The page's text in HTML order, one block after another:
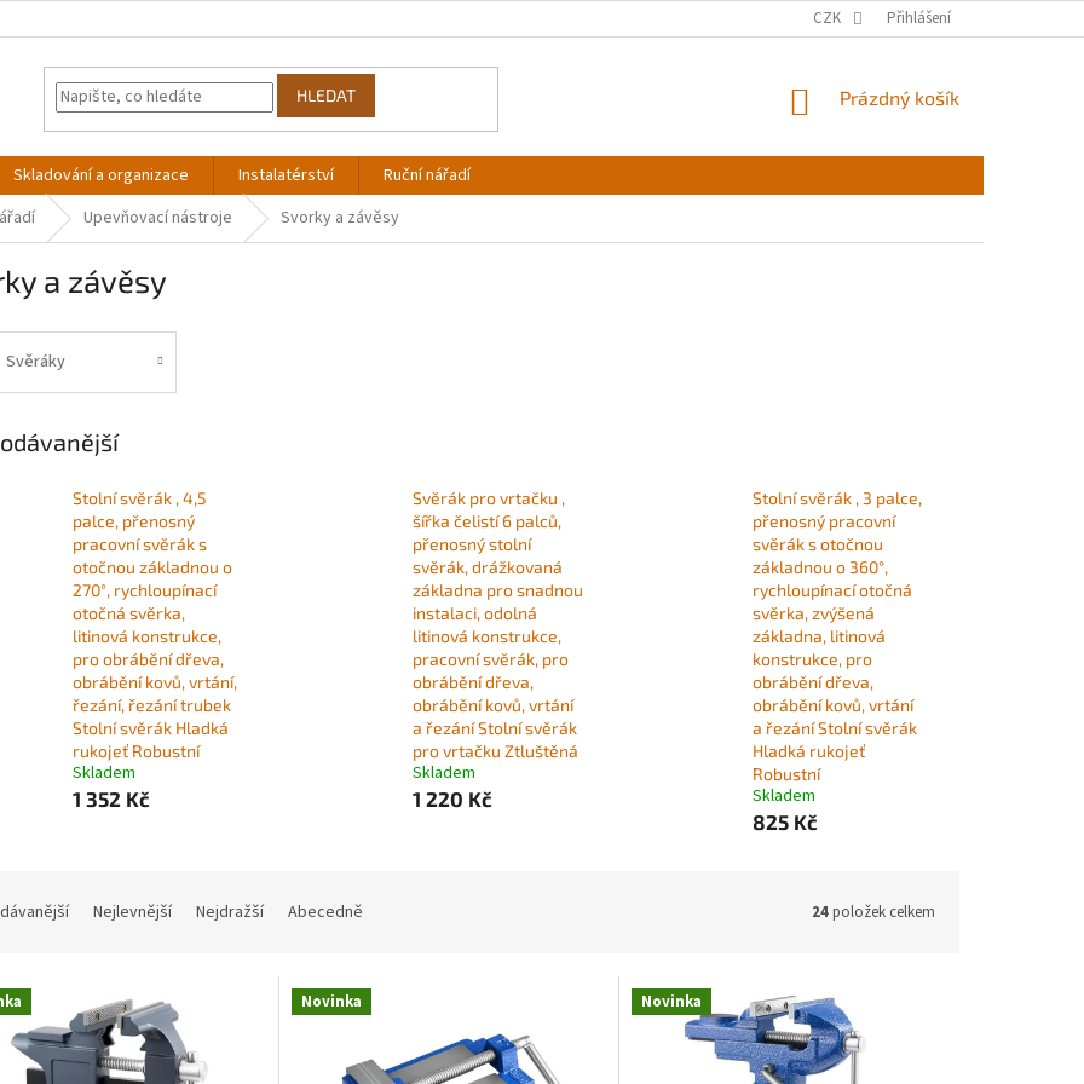
CZK Přihlášení
HLEDAT
NÁKUPNÍ
Prázdný košík
Skladování a organizace Instalatérství
Ruční nářadí
Upevňovací nástroje Svorky a závěsy
a závěsy
Svěráky
Stolní svěrák , 4,5
palce, přenosný
pracovní svěrák s
otočnou základnou o
270°, rychloupínací
otočná svěrka,
litinová konstrukce,
pro obrábění dřeva,
obrábění kovů, vrtání,
řezání, řezání trubek
Stolní svěrák Hladká
rukojeť Robustní
Skladem
1 352 Kč
Svěrák pro vrtačku ,
šířka čelistí 6 palců,
přenosný stolní
svěrák, drážkovaná
základna pro snadnou
instalaci, odolná
litinová konstrukce,
pracovní svěrák, pro
obrábění dřeva,
obrábění kovů, vrtání
a řezání Stolní svěrák
pro vrtačku Ztluštěná
Skladem
1 220 Kč
Stolní svěrák , 3 palce,
přenosný pracovní
svěrák s otočnou
základnou o 360°,
rychloupínací otočná
svěrka, zvýšená
základna, litinová
konstrukce, pro
obrábění dřeva,
obrábění kovů, vrtání
a řezání Stolní svěrák
Hladká rukojeť
Robustní
Skladem
825 Kč
Nejlevnější Nejdražší Abecedně 24položek celkem
Novinka Novinka